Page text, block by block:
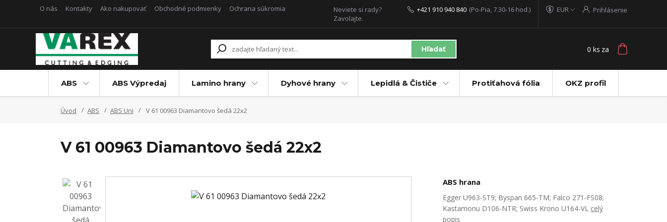
O nás Kontakty Ako nakupovať Obchodné podmienky Ochrana súkromia EUR Prihlásenie
Hľadať
Neviete si rady?
Zavolajte.
+421 910 940 840 (Po-Pia, 7.30-16 hod.)
0 ks za
ABS ABS Výpredaj Lamino hrany Dyhové hrany Lepidlá & Čističe Protiťahová fólia OKZ profil
Úvod ABS ABS Uni V 61 00963 Diamantovo šedá 22x2
V 61 00963 Diamantovo šedá 22x2
ABS hrana
Egger U963-ST9; Byspan 665-TM; Falco 271-FS08;
Kastamonu D106-NTR; Swiss Krono U164-VL celý
popis